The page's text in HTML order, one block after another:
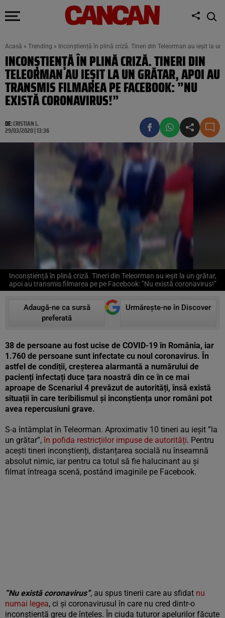
Acasă » Trending » Inconștiență în plină criză. Tineri din Teleorman au ieșit la
INCONȘTIENȚĂ ÎN PLINĂ CRIZĂ. TINERI DIN
TELEORMAN AU IEȘIT LA UN GRĂTAR, APOI AU
TRANSMIS FILMAREA PE FACEBOOK: ”NU
EXISTĂ CORONAVIRUS!”
DE:CRISTIAN L.
29/03/2020 | 13:36
Inconștiență în plină criză. Tineri din Teleorman au ieșit la un grătar,
apoi au transmis filmarea pe pe Facebook: ”Nu există coronavirus!”
Adaugă-ne ca sursă
preferată
Urmărește-ne în Discover
38 de persoane au fost ucise de COVID-19 în România, iar
1.760 de persoane sunt infectate cu noul coronavirus. În
astfel de condiții, creșterea alarmantă a numărului de
pacienți infectați duce țara noastră din ce în ce mai
aproape de Scenariul 4 prevăzut de autorități, însă există
situații în care teribilismul și inconștiența unor români pot
avea repercusiuni grave.
S-a întâmplat în Teleorman. Aproximativ 10 tineri au ieșit ”la
un grătar”, în pofida restricțiilor impuse de autorități. Pentru
acești tineri inconștienți, distanțarea socială nu înseamnă
absolut nimic, iar pentru ca totul să fie halucinant au și
filmat întreaga scenă, postând imaginile pe Facebook.
”Nu există coronavirus”, au spus tinerii care au sfidat nu
numai legea, ci și coronavirusul în care nu cred dintr-o
inconștiență greu de înțeles. În ciuda tuturor apelurilor făcute